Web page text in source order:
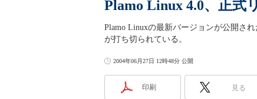
Plamo Linux 4.0、正式
Plamo Linuxの最新バージョンが公開さ
が打ち切られている。
2004年06月27日 12時48分 公開
印刷 見る